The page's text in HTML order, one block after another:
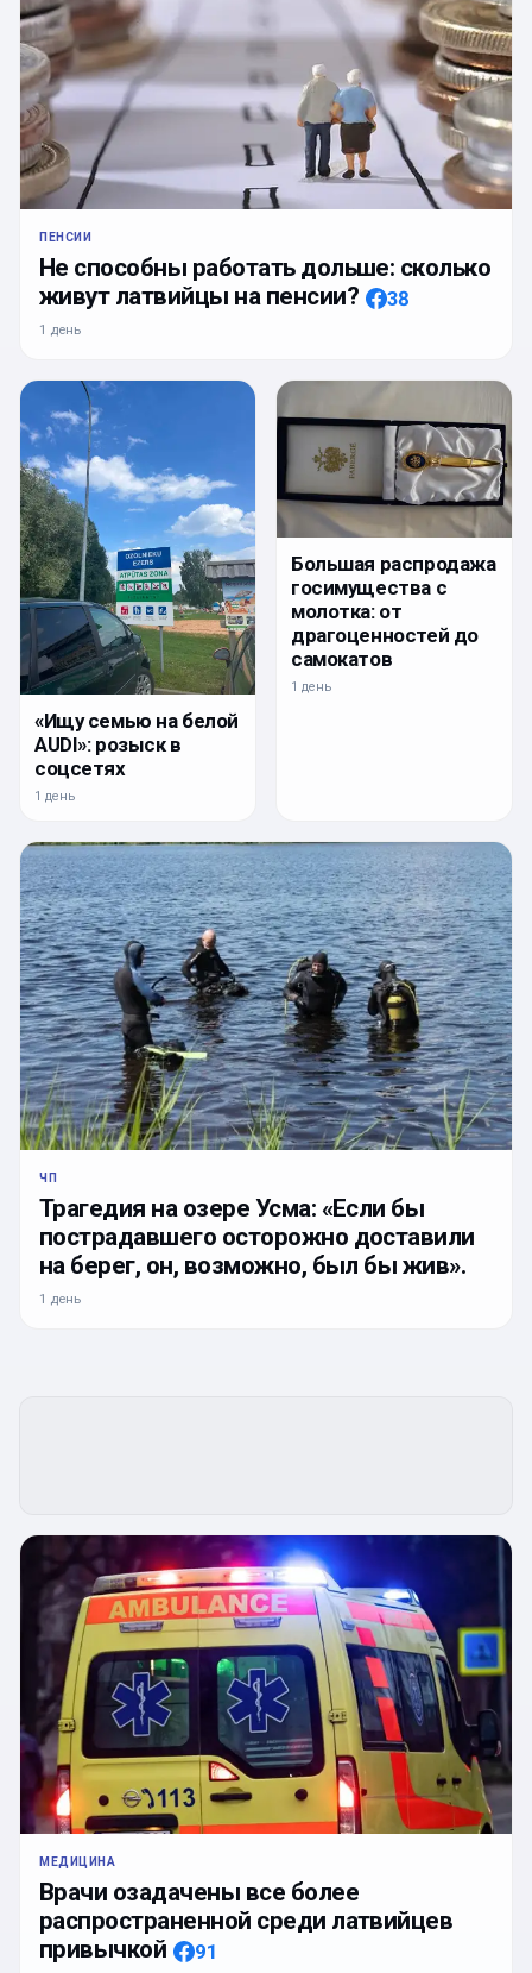
ПЕНСИИ
Не способны работать дольше: сколько
живут латвийцы на пенсии?
38
1 день
«Ищу семью на белой
AUDI»: розыск в
соцсетях
1 день
Большая распродажа
госимущества с
молотка: от
драгоценностей до
самокатов
1 день
ЧП
Трагедия на озере Усма: «Если бы
пострадавшего осторожно доставили
на берег, он, возможно, был бы жив».
1 день
МЕДИЦИНА
Врачи озадачены все более
распространенной среди латвийцев
привычкой
91